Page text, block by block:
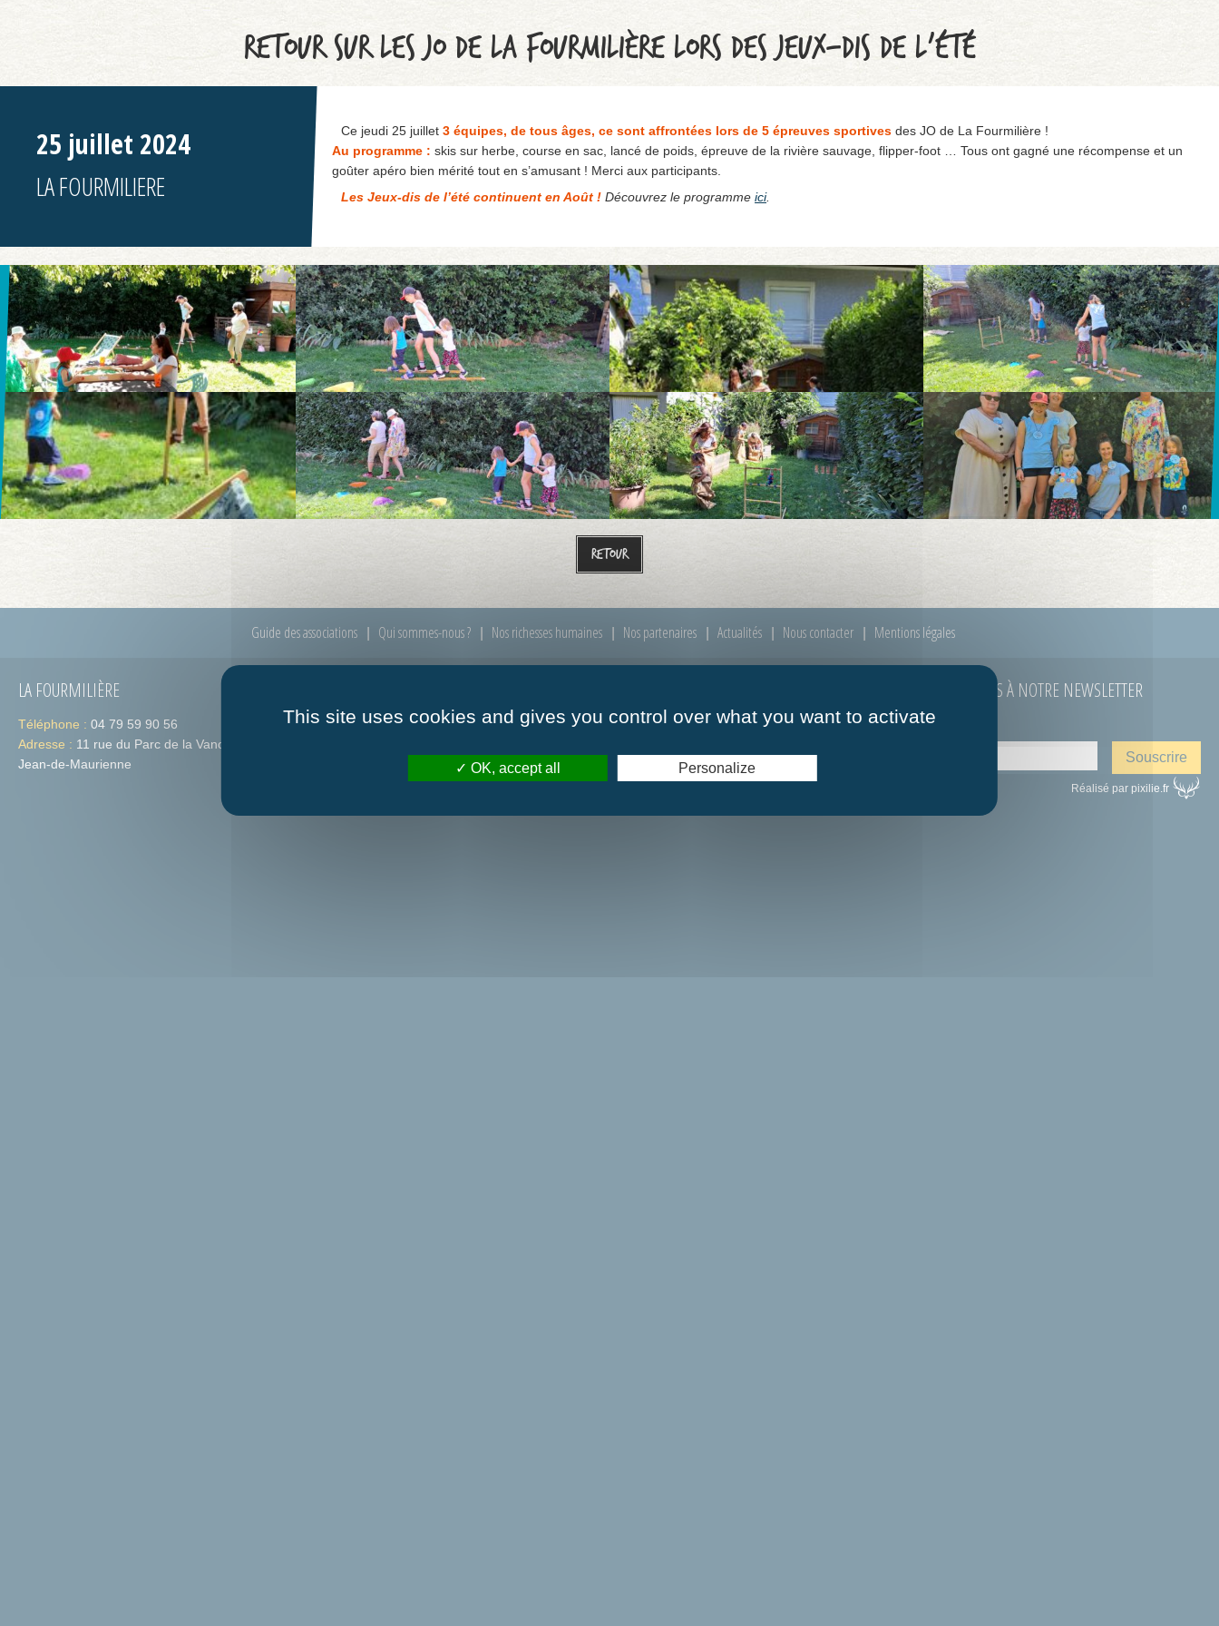
RETOUR SUR LES JO DE LA FOURMILIÈRE LORS DES JEUX-DIS DE L’ÉTÉ
25 juillet 2024
LA FOURMILIERE
Ce jeudi 25 juillet 3 équipes, de tous âges, ce sont affrontées lors de 5 épreuves sportives des JO de La Fourmilière !
Au programme : skis sur herbe, course en sac, lancé de poids, épreuve de la rivière sauvage, flipper-foot … Tous ont gagné une récompense et un
goûter apéro bien mérité tout en s’amusant ! Merci aux participants.
Les Jeux-dis de l’été continuent en Août ! Découvrez le programme ici.
Retour
Guide des associations Qui sommes-nous ? Nos richesses humaines Nos partenaires Actualités Nous contacter Mentions légales
LA FOURMILIÈRE
Téléphone : 04 79 59 90 56
Adresse : 11 rue du Parc de la Vanoise 73300 St-
Jean-de-Maurienne
ABONNEZ-VOUS À NOTRE NEWSLETTER
E-mail
Lundi : de 09h00 à 12h00 Mardi : de 09h00 à 12h00 Mercredi : de 09h00 à 12h00
Réalisé par pixilie.fr
This site uses cookies and gives you control over what you want to activate
OK, accept all Personalize